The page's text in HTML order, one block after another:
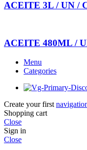
ACEITE 3L / UN /
ACEITE 480ML /
Menu
Categories
Create your first
Shopping cart
Close
Sign in
Close